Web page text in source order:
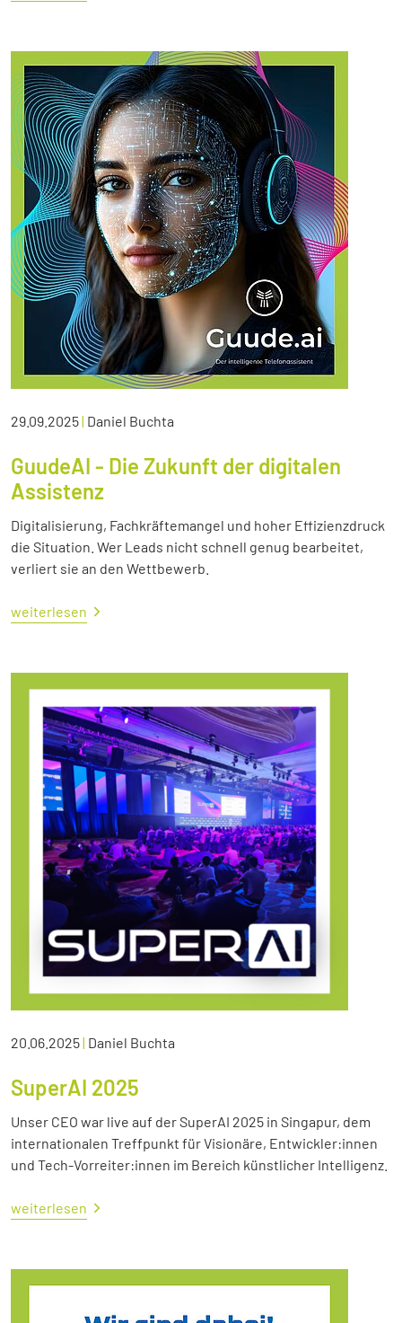
29.09.2025| Daniel Buchta
GuudeAI - Die Zukunft der digitalen
Assistenz
Digitalisierung, Fachkräftemangel und hoher Effizienzdruck
die Situation. Wer Leads nicht schnell genug bearbeitet,
verliert sie an den Wettbewerb.
weiterlesen
20.06.2025| Daniel Buchta
SuperAI 2025
Unser CEO war live auf der SuperAI 2025 in Singapur, dem
internationalen Treffpunkt für Visionäre, Entwickler:innen
und Tech-Vorreiter:innen im Bereich künstlicher Intelligenz.
weiterlesen